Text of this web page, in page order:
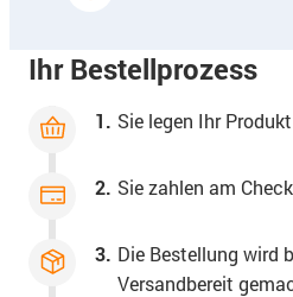
Ihr Bestellprozess
1. Sie legen Ihr
2. Sie zahlen am
3. Die Bestellung wird
Versandbereit